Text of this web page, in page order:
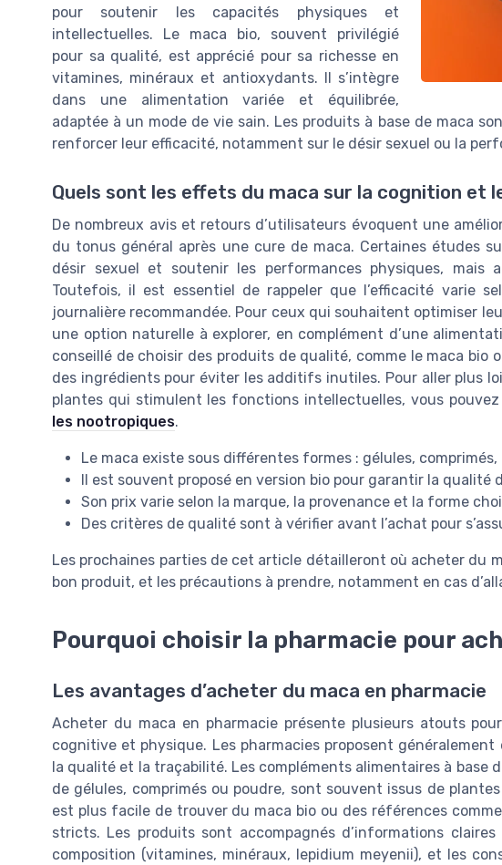
pour soutenir les capacités physiques et
intellectuelles. Le maca bio, souvent privilégié
pour sa qualité, est apprécié pour sa richesse en
vitamines, minéraux et antioxydants. Il s’intègre
dans une alimentation variée et équilibrée,
adaptée à un mode de vie sain. Les produits à base de maca
renforcer leur efficacité, notamment sur le désir sexuel ou la
Quels sont les effets du maca sur la cognition et
De nombreux avis et retours d’utilisateurs évoquent une
du tonus général après une cure de maca. Certaines études
désir sexuel et soutenir les performances physiques, mais
Toutefois, il est essentiel de rappeler que l’efficacité varie
journalière recommandée. Pour ceux qui souhaitent optimiser
une option naturelle à explorer, en complément d’une
conseillé de choisir des produits de qualité, comme le maca bio
des ingrédients pour éviter les additifs inutiles. Pour aller plus
plantes qui stimulent les fonctions intellectuelles, vous
les nootropiques.
Le maca existe sous différentes formes : gélules, comprimés,
Il est souvent proposé en version bio pour garantir la qualité
Son prix varie selon la marque, la provenance et la forme
Des critères de qualité sont à vérifier avant l’achat pour
Les prochaines parties de cet article détailleront où acheter du
bon produit, et les précautions à prendre, notamment en cas
Pourquoi choisir la pharmacie pour
Les avantages d’acheter du maca en pharmacie
Acheter du maca en pharmacie présente plusieurs atouts
cognitive et physique. Les pharmacies proposent
la qualité et la traçabilité. Les compléments alimentaires à base
de gélules, comprimés ou poudre, sont souvent issus de
est plus facile de trouver du maca bio ou des références
stricts. Les produits sont accompagnés d’informations
composition (vitamines, minéraux, lepidium meyenii), et les